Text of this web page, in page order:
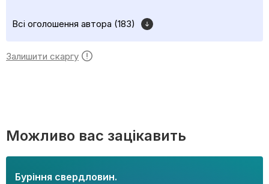
Всі оголошення автора (183)
Залишити скаргу
Можливо вас зацікавить
Буріння свердловин.